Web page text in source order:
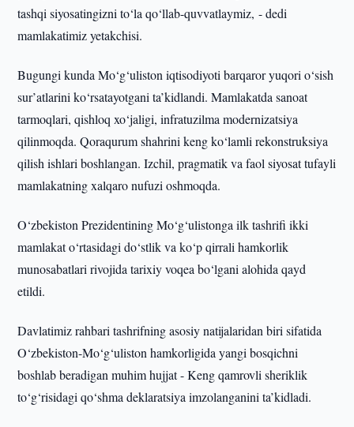
tashqi siyosatingizni to‘la qo‘llab-quvvatlaymiz, - dedi
mamlakatimiz yetakchisi.
Bugungi kunda Mo‘g‘uliston iqtisodiyoti barqaror yuqori o‘sish
sur’atlarini ko‘rsatayotgani ta’kidlandi. Mamlakatda sanoat
tarmoqlari, qishloq xo‘jaligi, infratuzilma modernizatsiya
qilinmoqda. Qoraqurum shahrini keng ko‘lamli rekonstruksiya
qilish ishlari boshlangan. Izchil, pragmatik va faol siyosat tufayli
mamlakatning xalqaro nufuzi oshmoqda.
O‘zbekiston Prezidentining Mo‘g‘ulistonga ilk tashrifi ikki
mamlakat o‘rtasidagi do‘stlik va ko‘p qirrali hamkorlik
munosabatlari rivojida tarixiy voqea bo‘lgani alohida qayd
etildi.
Davlatimiz rahbari tashrifning asosiy natijalaridan biri sifatida
O‘zbekiston-Mo‘g‘uliston hamkorligida yangi bosqichni
boshlab beradigan muhim hujjat - Keng qamrovli sheriklik
to‘g‘risidagi qo‘shma deklaratsiya imzolanganini ta’kidladi.